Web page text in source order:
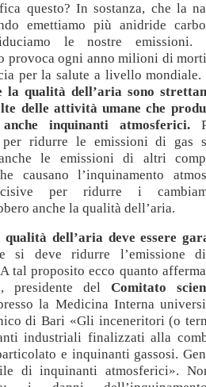
questo? In sostanza, che la
emettiamo più anidride
le nostre emissioni.
provoca ogni anno milioni di
per la salute a livello mondiale.
la qualità dell’aria sono
delle attività umane che
inquinanti atmosferici.
per ridurre le emissioni di gas
le emissioni di altri
causano l’inquinamento
per ridurre i
anche la qualità dell’aria.
dell’aria deve essere
si deve ridurre l’emissione
A tal proposito ecco quanto
, presidente del Comitato
la Medicina Interna
di Bari «Gli inceneritori (o
industriali finalizzati alla
e inquinanti gassosi.
di inquinanti atmosferici».